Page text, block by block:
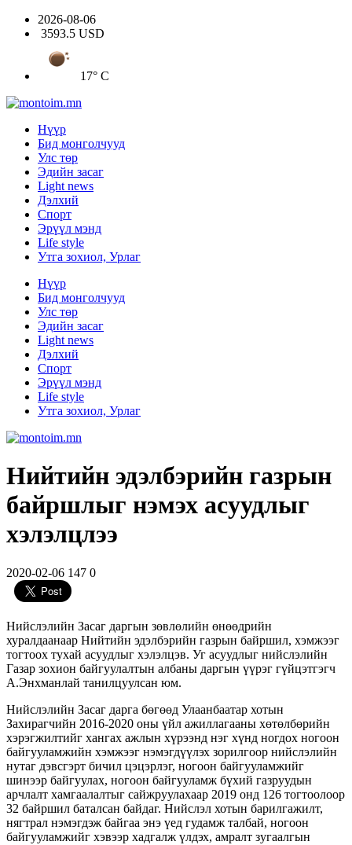
2026-08-06
3593.5 USD
17° C
Нүүр
Бид монголчууд
Улс төр
Эдийн засаг
Light news
Дэлхий
Спорт
Эрүүл мэнд
Life style
Утга зохиол, Урлаг
Нүүр
Бид монголчууд
Улс төр
Эдийн засаг
Light news
Дэлхий
Спорт
Эрүүл мэнд
Life style
Утга зохиол, Урлаг
Нийтийн эдэлбэрийн газрын
байршлыг нэмэх асуудлыг
хэлэлцлээ
2020-02-06 147 0
Нийслэлийн Засаг даргын зөвлөлийн өнөөдрийн
хуралдаанаар Нийтийн эдэлбэрийн газрын байршил, хэмжээг
тогтоох тухай асуудлыг хэлэлцэв. Уг асуудлыг нийслэлийн
Газар зохион байгуулалтын албаны даргын үүрэг гүйцэтгэгч
А.Энхманлай танилцуулсан юм.
Нийслэлийн Засаг дарга бөгөөд Улаанбаатар хотын
Захирагчийн 2016-2020 оны үйл ажиллагааны хөтөлбөрийн
хэрэгжилтийг хангах ажлын хүрээнд нэг хүнд ногдох ногоон
байгууламжийн хэмжээг нэмэгдүүлэх зорилгоор нийслэлийн
нутаг дэвсгэрт бичил цэцэрлэг, ногоон байгууламжийг
шинээр байгуулах, ногоон байгууламж бүхий газруудын
арчлалт хамгаалалтыг сайжруулахаар 2019 онд 126 тогтоолоор
32 байршил баталсан байдаг. Нийслэл хотын барилгажилт,
нягтрал нэмэгдэж байгаа энэ үед гудамж талбай, ногоон
байгууламжийг хэвээр хадгалж үлдэх, амралт зугаалгын